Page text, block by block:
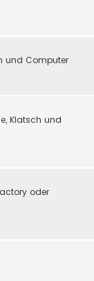
und Computer
Klatsch und
oder